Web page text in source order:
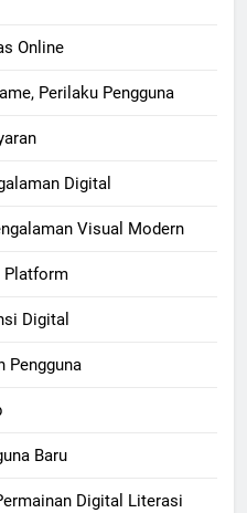
Online
Perilaku Pengguna
Digital
Visual Modern
Platform
Digital
Pengguna
Baru
Digital Literasi